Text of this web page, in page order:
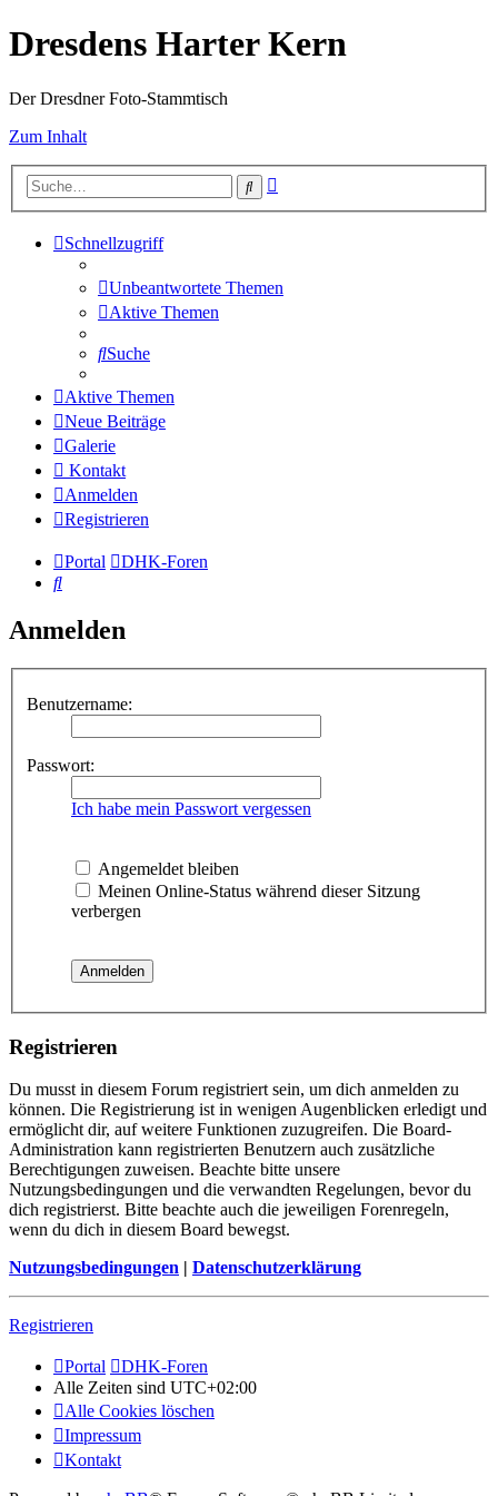
Dresdens Harter Kern
Der Dresdner Foto-Stammtisch
Zum Inhalt
Suche
Schnellzugriff
Unbeantwortete Themen
Aktive Themen
Suche
Aktive Themen
Neue Beiträge
Galerie
Kontakt
Anmelden
Registrieren
Portal
DHK-Foren
Suche
Anmelden
Benutzername:
Passwort:
Ich habe mein Passwort vergessen
Angemeldet bleiben
Meinen Online-Status während dieser Sitzung
verbergen
Registrieren
Du musst in diesem Forum registriert sein, um dich anmelden zu
können. Die Registrierung ist in wenigen Augenblicken erledigt und
ermöglicht dir, auf weitere Funktionen zuzugreifen. Die Board-
Administration kann registrierten Benutzern auch zusätzliche
Berechtigungen zuweisen. Beachte bitte unsere
Nutzungsbedingungen und die verwandten Regelungen, bevor du
dich registrierst. Bitte beachte auch die jeweiligen Forenregeln,
wenn du dich in diesem Board bewegst.
Nutzungsbedingungen | Datenschutzerklärung
Registrieren
Portal
DHK-Foren
Alle Zeiten sind UTC+02:00
Alle Cookies löschen
Impressum
Kontakt